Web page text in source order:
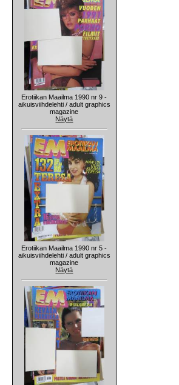
Erotiikan Maailma 1990 nr 9 -
aikuisviihdelehti / adult graphics
magazine
Näytä
Erotiikan Maailma 1990 nr 5 -
aikuisviihdelehti / adult graphics
magazine
Näytä